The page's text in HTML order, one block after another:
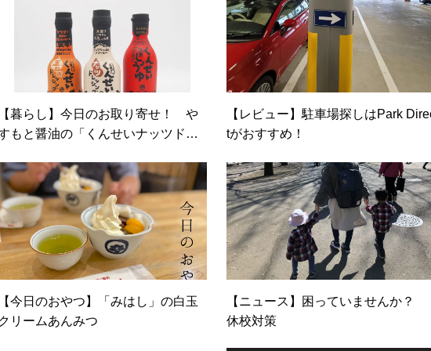
【暮らし】今日のお取り寄せ！ や
もと醤油の「くんせいナッツドレ
【レビュー】駐車場探しはPark
tがおすすめ！
【今日のおやつ】「みはし」の白玉
クリームあんみつ
【ニュース】困っていませんか？
休校対策